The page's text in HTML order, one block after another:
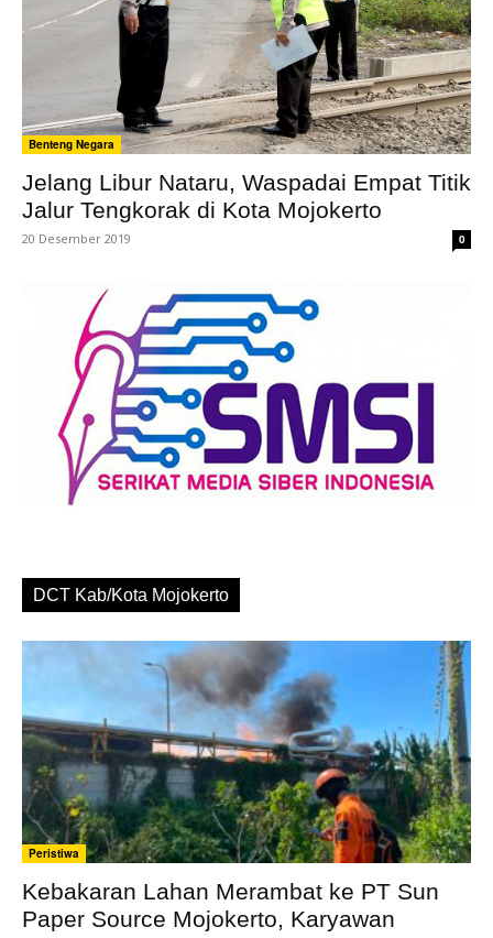
Benteng Negara
Jelang Libur Nataru, Waspadai Empat Titik
Jalur Tengkorak di Kota Mojokerto
20 Desember 2019 0
DCT Kab/Kota Mojokerto
Peristiwa
Kebakaran Lahan Merambat ke PT Sun
Paper Source Mojokerto, Karyawan